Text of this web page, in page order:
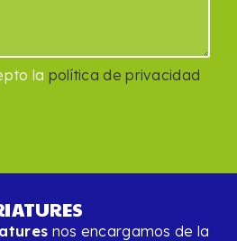
la política de privacidad
nos encargamos de la